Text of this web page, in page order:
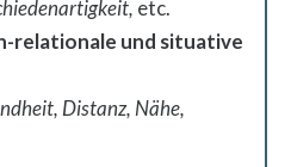
etc.
relationale und situative
Distanz, Nähe,